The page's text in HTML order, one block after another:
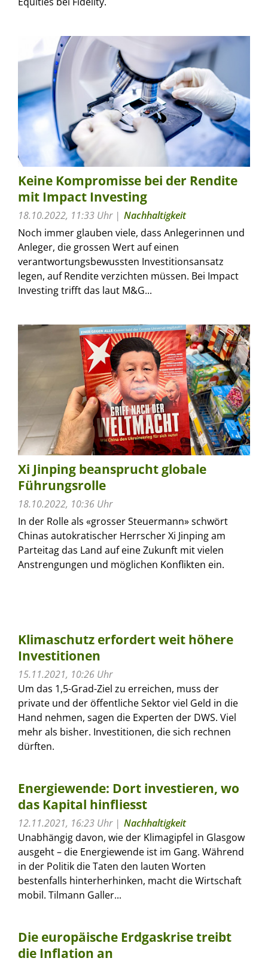
Keine Kompromisse bei der Rendite
mit Impact Investing
18.10.2022, 11:33 Uhr
Nachhaltigkeit
Noch immer glauben viele, dass Anlegerinnen und
Anleger, die grossen Wert auf einen
verantwortungsbewussten Investitionsansatz
legen, auf Rendite verzichten müssen. Bei Impact
Investing trifft das laut M&G...
Xi Jinping beansprucht globale
Führungsrolle
18.10.2022, 10:36 Uhr
In der Rolle als «grosser Steuermann» schwört
Chinas autokratischer Herrscher Xi Jinping am
Parteitag das Land auf eine Zukunft mit vielen
Anstrengungen und möglichen Konflikten ein.
Klimaschutz erfordert weit höhere
Investitionen
15.11.2021, 10:26 Uhr
Um das 1,5-Grad-Ziel zu erreichen, muss der
private und der öffentliche Sektor viel Geld in die
Hand nehmen, sagen die Experten der DWS. Viel
mehr als bisher. Investitionen, die sich rechnen
dürften.
Energiewende: Dort investieren, wo
das Kapital hinfliesst
12.11.2021, 16:23 Uhr
Nachhaltigkeit
Unabhängig davon, wie der Klimagipfel in Glasgow
ausgeht – die Energiewende ist im Gang. Während
in der Politik die Taten den lauten Worten
bestenfalls hinterherhinken, macht die Wirtschaft
mobil. Tilmann Galler...
Die europäische Erdgaskrise treibt
die Inflation an